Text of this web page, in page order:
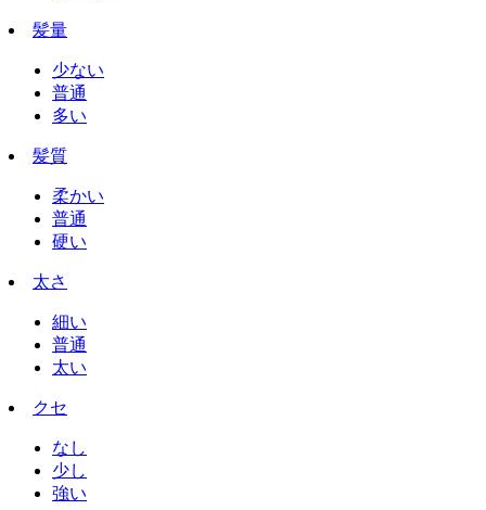
髪量
少ない
普通
多い
髪質
柔かい
普通
硬い
太さ
細い
普通
太い
クセ
なし
少し
強い